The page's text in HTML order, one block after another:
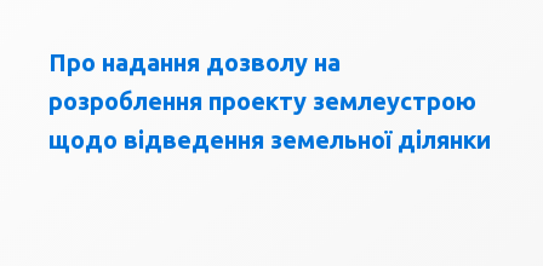
Про надання дозволу на
розроблення проекту землеустрою
щодо відведення земельної ділянки